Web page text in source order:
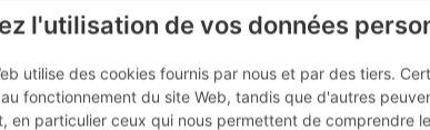
l'utilisation de vos données
utilise des cookies fournis par nous et par des tiers.
fonctionnement du site Web, tandis que d'autres
en particulier ceux qui nous permettent de comprendre